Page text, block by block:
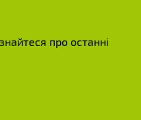
про останні